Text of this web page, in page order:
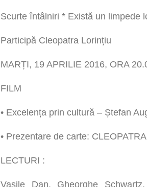
Scurte întâlniri * Există un limpede
Participă Cleopatra Lorințiu
MARȚI, 19 APRILIE 2016, ORA
FILM
• Excelența prin cultură – Ștefan
• Prezentare de carte:
LECTURI :
Vasile Dan, Gheorghe